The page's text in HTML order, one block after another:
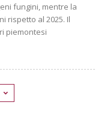
fungini, mentre la
rispetto al 2025. Il
piemontesi